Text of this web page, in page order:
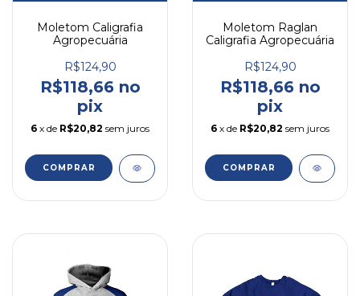
Moletom Caligrafia
Agropecuária
R$124,90
R$118,66 no
pix
6 x de R$20,82 sem juros
COMPRAR
Moletom Raglan
Caligrafia Agropecuária
R$124,90
R$118,66 no
pix
6 x de R$20,82 sem juros
COMPRAR